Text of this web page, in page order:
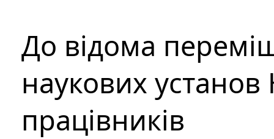
До відома
наукових установ
працівників